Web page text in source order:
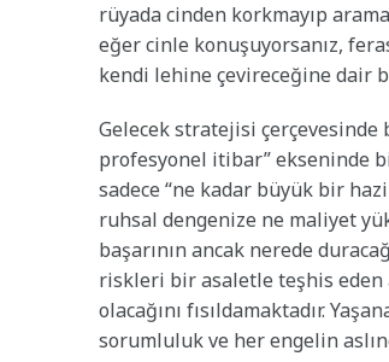
rüyada cinden korkmayıp
eğer cinle konuşuyorsanız,
kendi lehine çevireceğine dair
Gelecek stratejisi
profesyonel itibar” ekseninde
sadece “ne kadar büyük bir
ruhsal dengenize ne maliyet
başarının ancak nerede
riskleri bir asaletle teşhis
olacağını fısıldamaktadır.
sorumluluk ve her engelin